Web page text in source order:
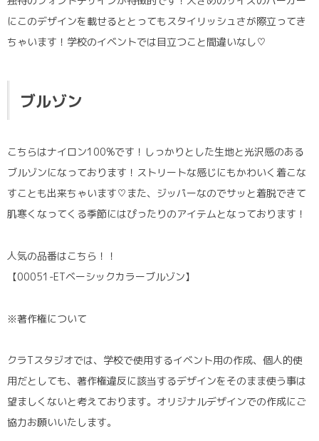
にこのデザインを載せるととってもスタイリッシュさが際立ってき
ちゃいます！学校のイベントでは目立つこと間違いなし♡
ブルゾン
こちらはナイロン100%です！しっかりとした生地と光沢感のある
ブルゾンになっております！ストリートな感じにもかわいく着こな
すことも出来ちゃいます♡また、ジッパーなのでサッと着脱できて
肌寒くなってくる季節にはぴったりのアイテムとなっております！
人気の品番はこちら！！
【00051-ETベーシックカラーブルゾン】
※著作権について
クラTスタジオでは、学校で使用するイベント用の作成、個人的使
用だとしても、著作権違反に該当するデザインをそのまま使う事は
望ましくないと考えております。オリジナルデザインでの作成にご
協力お願いいたします。